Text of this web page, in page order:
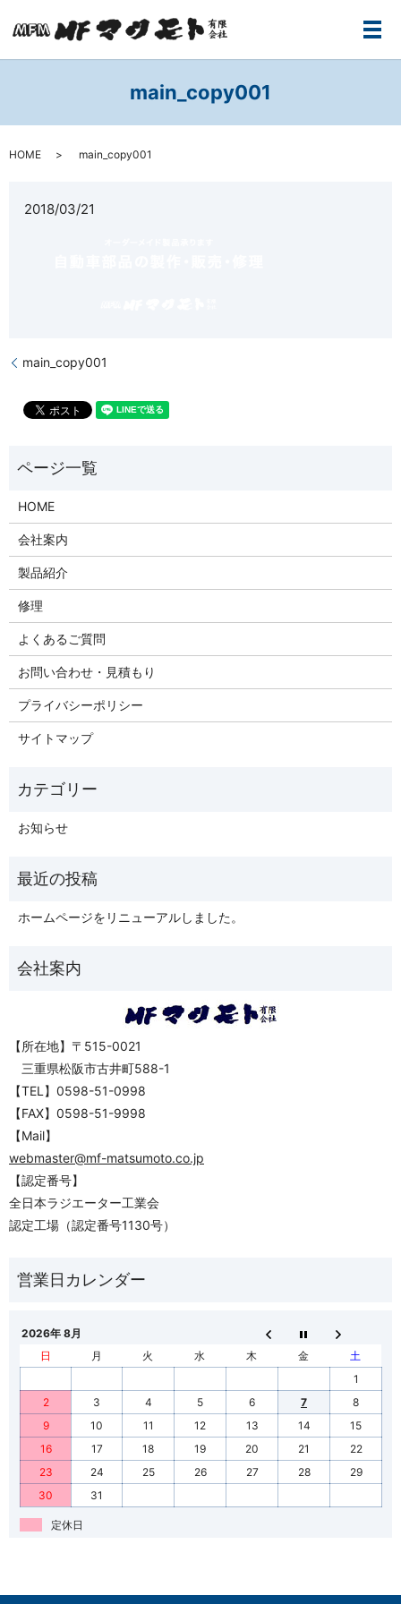
メ
main_copy001
HOME main_copy001
2018/03/21
main_copy001
HOME
会社案内
製品紹介
修理
よくあるご質問
お問い合わせ・見積もり
プライバシーポリシー
サイトマップ
お知らせ
ホームページをリニューアルしました。
【所在地】〒515-0021
三重県松阪市古井町588-1
【TEL】0598-51-0998
【FAX】0598-51-9998
【Mail】
webmaster@mf-matsumoto.co.jp
【認定番号】
全日本ラジエーター工業会
認定工場（認定番号1130号）
2026年 8月
日
月 火 水 木 金
土
1
2
3 4 5 6 7
8
9
10 11 12 13 14
15
16
17 18 19 20 21
22
23
24 25 26 27 28
29
30
31
定休日